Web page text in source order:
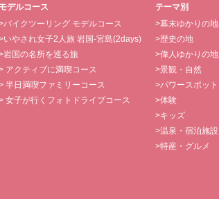
モデルコース
バイクツーリング モデルコース
いやされ女子2人旅 岩国-宮島(2days)
岩国の名所を巡る旅
アクティブに満喫コース
半日満喫ファミリーコース
女子が行くフォトドライブコース
テーマ別
>幕末ゆかりの地
>歴史の地
>偉人ゆかりの地
>景観・自然
>パワースポット
>体験
>キッズ
>温泉・宿泊施設
>特産・グルメ